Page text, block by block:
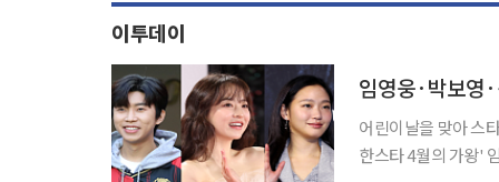
이투데이
임영웅·박보영
어린이날을 맞아 스타들의 기부
한스타 4월의 가왕'